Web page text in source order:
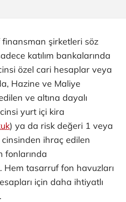
şirketleri söz
katılım bankalarında
özel cari hesaplar veya
Hazine ve Maliye
ve altına dayalı
yurt içi kira
) ya da risk değeri 1 veya
cinsinden ihraç edilen
fonlarında
Hem tasarruf fon havuzları
için daha ihtiyatlı